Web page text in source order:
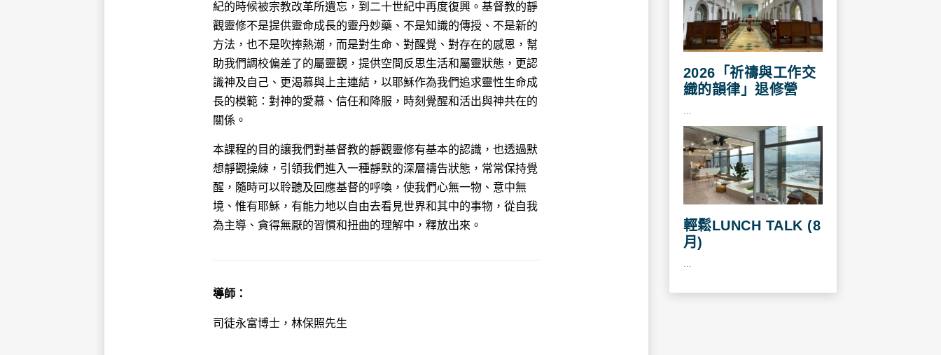
紀的時候被宗教改革所遺忘，到二十世紀中再度復興。基督教的靜
觀靈修不是提供靈命成長的靈丹妙藥、不是知識的傳授、不是新的
方法，也不是吹捧熱潮，而是對生命、對醒覺、對存在的感恩，幫
助我們調校偏差了的屬靈觀，提供空間反思生活和屬靈狀態，更認
識神及自己、更渴慕與上主連結，以耶穌作為我們追求靈性生命成
長的模範：對神的愛慕、信任和降服，時刻覺醒和活出與神共在的
關係。
本課程的目的讓我們對基督教的靜觀靈修有基本的認識，也透過默
想靜觀操練，引領我們進入一種靜默的深層禱告狀態，常常保持覺
醒，隨時可以聆聽及回應基督的呼喚，使我們心無一物、意中無
境、惟有耶穌，有能力地以自由去看見世界和其中的事物，從自我
為主導、貪得無厭的習慣和扭曲的理解中，釋放出來。
導師：
司徒永富博士，林保照先生
2026「祈禱與工作交
織的韻律」退修營
輕鬆LUNCH TALK (8
月)